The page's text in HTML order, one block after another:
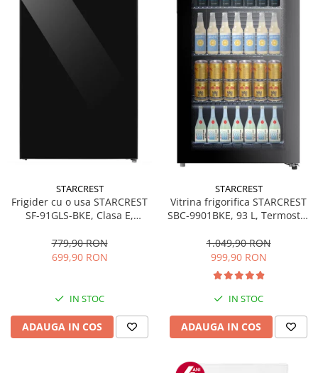
STARCREST
Frigider cu o usa STARCREST
SF-91GLS-BKE, Clasa E,
interioara, H 83 cm, Sticla
Neagra
779,90 RON
699,90 RON
IN STOC
ADAUGA IN COS
STARCREST
Vitrina frigorifica STARCREST
SBC-9901BKE, 93 L, Termostat
sticla, H 84.5 cm, Negru
1.049,90 RON
999,90 RON
IN STOC
ADAUGA IN COS